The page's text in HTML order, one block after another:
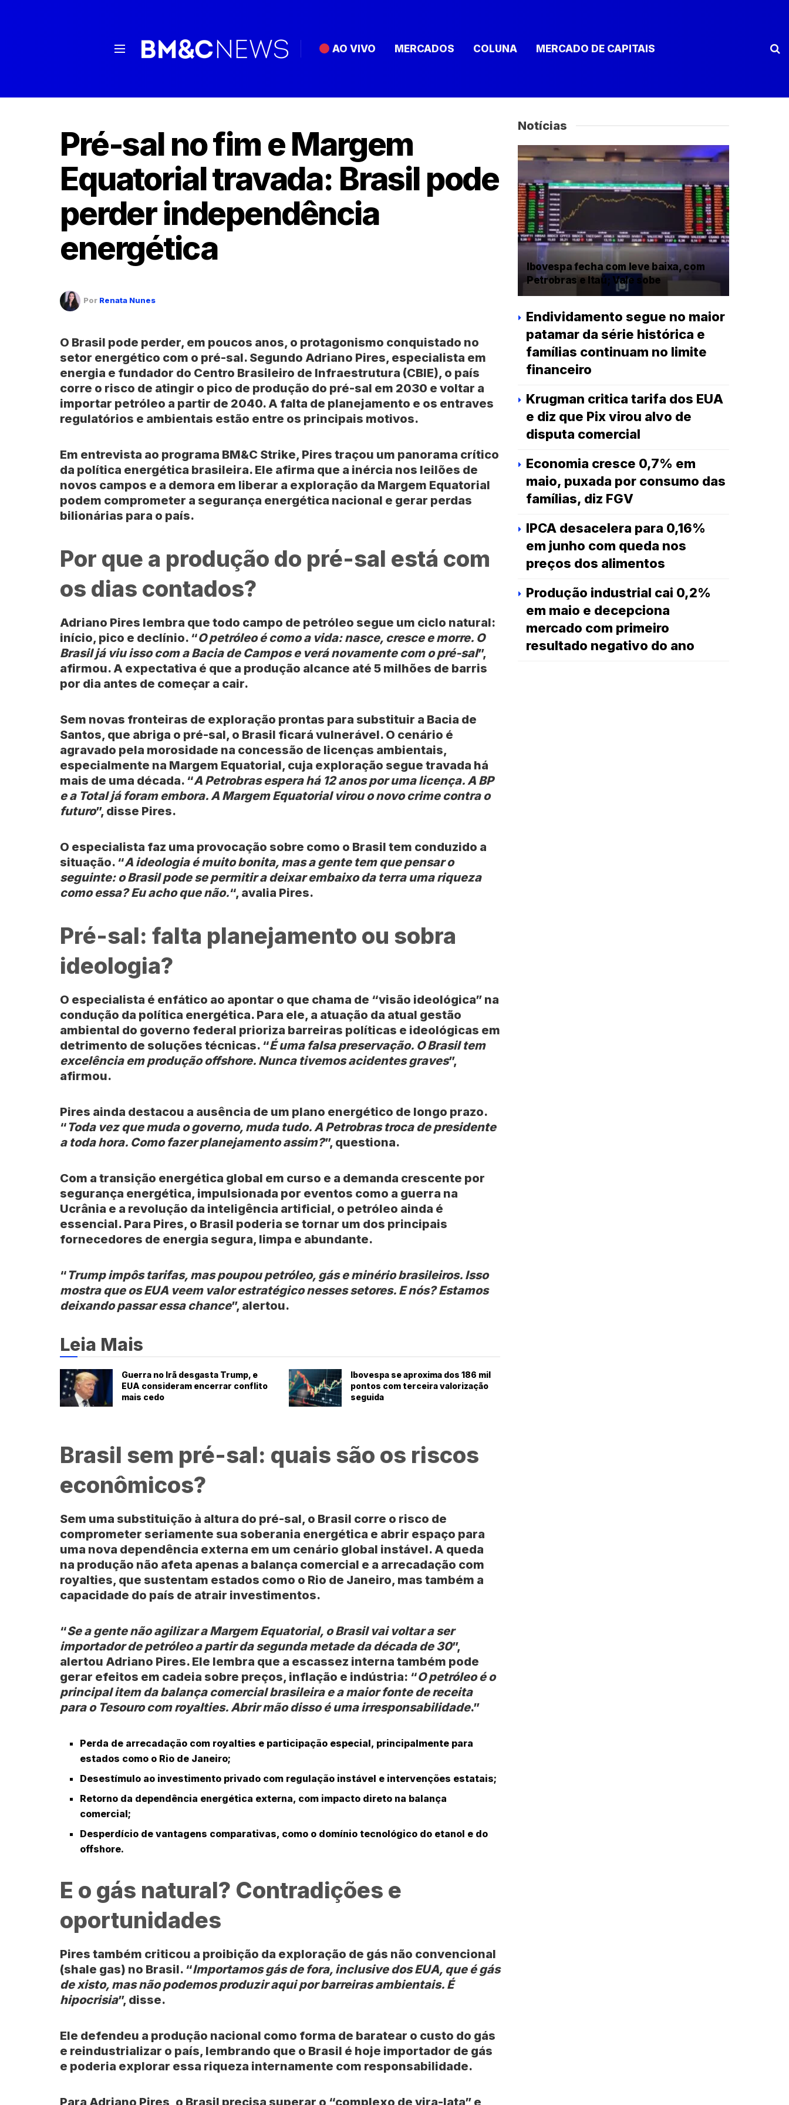
AO VIVO MERCADOS COLUNA MERCADO DE CAPITAIS
Pré-sal no fim e Margem
Equatorial travada: Brasil pode
perder independência
energética
Por Renata Nunes
O Brasil pode perder, em poucos anos, o protagonismo conquistado no
setor energético com o pré-sal. Segundo Adriano Pires, especialista em
energia e fundador do Centro Brasileiro de Infraestrutura (CBIE), o país
corre o risco de atingir o pico de produção do pré-sal em 2030 e voltar a
importar petróleo a partir de 2040. A falta de planejamento e os entraves
regulatórios e ambientais estão entre os principais motivos.
Em entrevista ao programa BM&C Strike, Pires traçou um panorama crítico
da política energética brasileira. Ele afirma que a inércia nos leilões de
novos campos e a demora em liberar a exploração da Margem Equatorial
podem comprometer a segurança energética nacional e gerar perdas
bilionárias para o país.
Por que a produção do pré-sal está com
os dias contados?
Adriano Pires lembra que todo campo de petróleo segue um ciclo natural:
início, pico e declínio. “O petróleo é como a vida: nasce, cresce e morre. O
Brasil já viu isso com a Bacia de Campos e verá novamente com o pré-sal”,
afirmou. A expectativa é que a produção alcance até 5 milhões de barris
por dia antes de começar a cair.
Sem novas fronteiras de exploração prontas para substituir a Bacia de
Santos, que abriga o pré-sal, o Brasil ficará vulnerável. O cenário é
agravado pela morosidade na concessão de licenças ambientais,
especialmente na Margem Equatorial, cuja exploração segue travada há
mais de uma década. “A Petrobras espera há 12 anos por uma licença. A BP
e a Total já foram embora. A Margem Equatorial virou o novo crime contra o
futuro”, disse Pires.
O especialista faz uma provocação sobre como o Brasil tem conduzido a
situação. “A ideologia é muito bonita, mas a gente tem que pensar o
seguinte: o Brasil pode se permitir a deixar embaixo da terra uma riqueza
como essa? Eu acho que não.“, avalia Pires.
Pré-sal: falta planejamento ou sobra
ideologia?
O especialista é enfático ao apontar o que chama de “visão ideológica” na
condução da política energética. Para ele, a atuação da atual gestão
ambiental do governo federal prioriza barreiras políticas e ideológicas em
detrimento de soluções técnicas. “É uma falsa preservação. O Brasil tem
excelência em produção offshore. Nunca tivemos acidentes graves”,
afirmou.
Pires ainda destacou a ausência de um plano energético de longo prazo.
“Toda vez que muda o governo, muda tudo. A Petrobras troca de presidente
a toda hora. Como fazer planejamento assim?”, questiona.
Com a transição energética global em curso e a demanda crescente por
segurança energética, impulsionada por eventos como a guerra na
Ucrânia e a revolução da inteligência artificial, o petróleo ainda é
essencial. Para Pires, o Brasil poderia se tornar um dos principais
fornecedores de energia segura, limpa e abundante.
“Trump impôs tarifas, mas poupou petróleo, gás e minério brasileiros. Isso
mostra que os EUA veem valor estratégico nesses setores. E nós? Estamos
deixando passar essa chance”, alertou.
Leia Mais
Guerra no Irã desgasta Trump, e
EUA consideram encerrar conflito
mais cedo
Ibovespa se aproxima dos 186 mil
pontos com terceira valorização
seguida
Brasil sem pré-sal: quais são os riscos
econômicos?
Sem uma substituição à altura do pré-sal, o Brasil corre o risco de
comprometer seriamente sua soberania energética e abrir espaço para
uma nova dependência externa em um cenário global instável. A queda
na produção não afeta apenas a balança comercial e a arrecadação com
royalties, que sustentam estados como o Rio de Janeiro, mas também a
capacidade do país de atrair investimentos.
“Se a gente não agilizar a Margem Equatorial, o Brasil vai voltar a ser
importador de petróleo a partir da segunda metade da década de 30”,
alertou Adriano Pires. Ele lembra que a escassez interna também pode
gerar efeitos em cadeia sobre preços, inflação e indústria: “O petróleo é o
principal item da balança comercial brasileira e a maior fonte de receita
para o Tesouro com royalties. Abrir mão disso é uma irresponsabilidade.”
Perda de arrecadação com royalties e participação especial, principalmente para
estados como o Rio de Janeiro;
Desestímulo ao investimento privado com regulação instável e intervenções estatais;
Retorno da dependência energética externa, com impacto direto na balança
comercial;
Desperdício de vantagens comparativas, como o domínio tecnológico do etanol e do
offshore.
E o gás natural? Contradições e
oportunidades
Pires também criticou a proibição da exploração de gás não convencional
(shale gas) no Brasil. “Importamos gás de fora, inclusive dos EUA, que é gás
de xisto, mas não podemos produzir aqui por barreiras ambientais. É
hipocrisia”, disse.
Ele defendeu a produção nacional como forma de baratear o custo do gás
e reindustrializar o país, lembrando que o Brasil é hoje importador de gás
e poderia explorar essa riqueza internamente com responsabilidade.
Para Adriano Pires, o Brasil precisa superar o “complexo de vira-lata” e
Notícias
Ibovespa fecha com leve baixa, com
Petrobras e Itaú; Vale sobe
Endividamento segue no maior
patamar da série histórica e
famílias continuam no limite
financeiro
Krugman critica tarifa dos EUA
e diz que Pix virou alvo de
disputa comercial
Economia cresce 0,7% em
maio, puxada por consumo das
famílias, diz FGV
IPCA desacelera para 0,16%
em junho com queda nos
preços dos alimentos
Produção industrial cai 0,2%
em maio e decepciona
mercado com primeiro
resultado negativo do ano